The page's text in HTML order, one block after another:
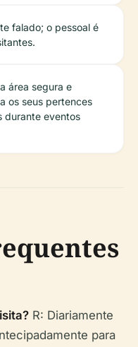
falado; o pessoal é
área segura e
os seus pertences
durante eventos
R: Diariamente
para